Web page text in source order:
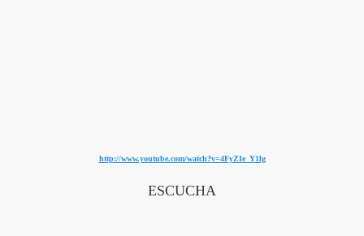
http://www.youtube.com/watch?v=4FyZIe_Y1lg
ESCUCHA